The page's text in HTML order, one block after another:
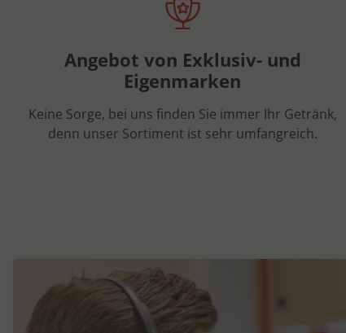
Angebot von Exklusiv- und
Eigenmarken
Keine Sorge, bei uns finden Sie immer Ihr Getränk,
denn unser Sortiment ist sehr umfangreich.